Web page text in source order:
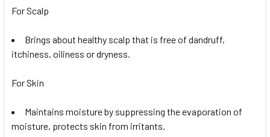
For Scalp
Brings about healthy scalp that is free of dandruff,
itchiness, oiliness or dryness.
For Skin
Maintains moisture by suppressing the evaporation of
moisture, protects skin from irritants.